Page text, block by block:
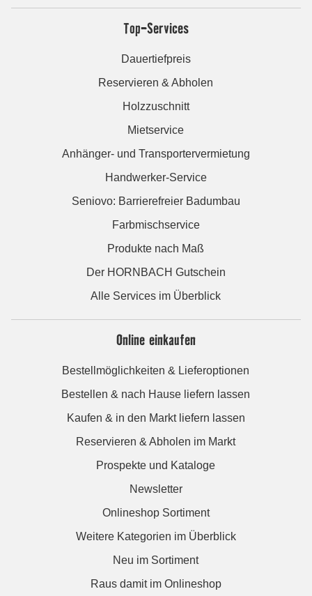
Top-Services
Dauertiefpreis
Reservieren & Abholen
Holzzuschnitt
Mietservice
Anhänger- und Transportervermietung
Handwerker-Service
Seniovo: Barrierefreier Badumbau
Farbmischservice
Produkte nach Maß
Der HORNBACH Gutschein
Alle Services im Überblick
Online einkaufen
Bestellmöglichkeiten & Lieferoptionen
Bestellen & nach Hause liefern lassen
Kaufen & in den Markt liefern lassen
Reservieren & Abholen im Markt
Prospekte und Kataloge
Newsletter
Onlineshop Sortiment
Weitere Kategorien im Überblick
Neu im Sortiment
Raus damit im Onlineshop